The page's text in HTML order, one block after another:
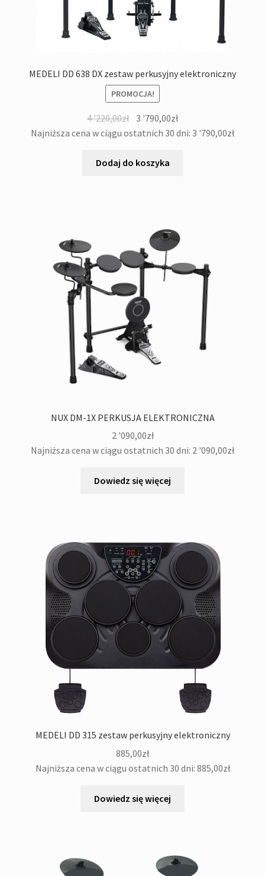
MEDELI DD 638 DX zestaw perkusyjny elektroniczny
PROMOCJA!
4 '220,00zł Pierwotna
cena
4
3 '790,00złAktualna
cena
Najniższa cena w ciągu ostatnich 30 dni: 3 '790,00zł
Dodaj do koszyka
NUX DM-1X PERKUSJA ELEKTRONICZNA
2 '090,00zł
Najniższa cena w ciągu ostatnich 30 dni: 2 '090,00zł
Dowiedz się więcej
MEDELI DD 315 zestaw perkusyjny elektroniczny
885,00zł
Najniższa cena w ciągu ostatnich 30 dni: 885,00zł
Dowiedz się więcej